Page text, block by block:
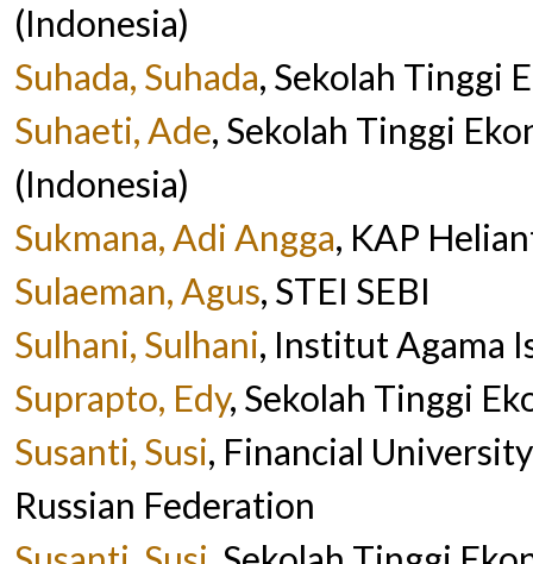
(Indonesia)
Suhada, Suhada, Sekolah Tinggi
Suhaeti, Ade, Sekolah Tinggi
(Indonesia)
Sukmana, Adi Angga, KAP
Sulaeman, Agus, STEI SEBI
Sulhani, Sulhani, Institut Agama
Suprapto, Edy, Sekolah Tinggi
Susanti, Susi, Financial
Russian Federation